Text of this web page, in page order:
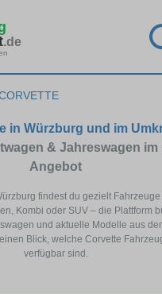
.de
in Würzburg und im
& Jahreswagen im
Angebot
findest du gezielt
Kombi oder SUV – die Plattform
und aktuelle Modelle aus
Blick, welche Corvette
verfügbar sind.